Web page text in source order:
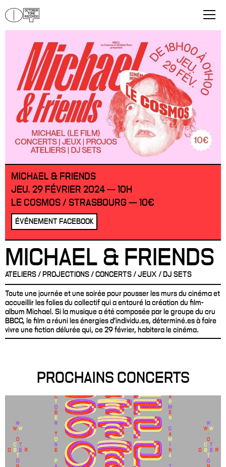
MICHAEL & FRIENDS
JEU. 29 FÉVRIER 2024 — 10H
LE COSMOS / STRASBOURG — 10€
ÉVÉNEMENT FACEBOOK
MICHAEL & FRIENDS
ATELIERS / PROJECTIONS / CONCERTS / JEUX / DJ SETS
Toute une journée et une soirée pour pousser les murs du cinéma et
accueillir les folies du collectif qui a entouré la création du film-
album Michael. Si la musique a été composée par le groupe du cru
BBCC, le film a réuni les énergies d’individu.es, déterminé.es à faire
vivre une fiction délurée qui, ce 29 février, habitera le cinéma.
PROCHAINS CONCERTS